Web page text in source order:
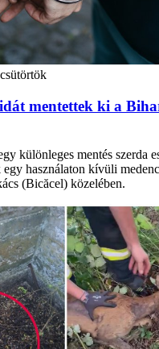
mentettek ki a
különleges mentés szerda
használaton kívüli
(Bicăcel) közelében.